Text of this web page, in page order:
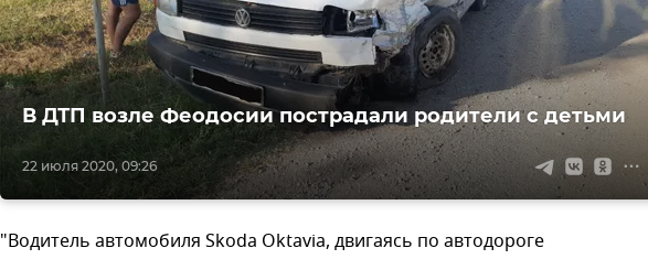
22 июля 2020, 09:26
В ДТП возле Феодосии пострадали родители с детьми
"Водитель автомобиля Skoda Oktavia, двигаясь по автодороге